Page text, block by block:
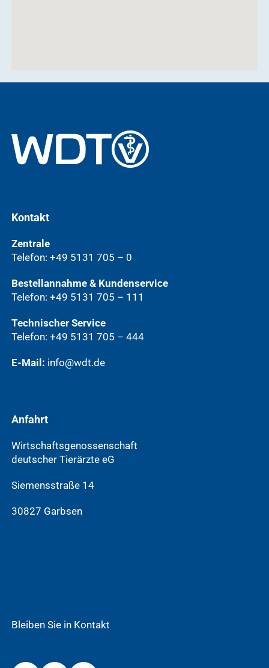
Kontakt
Zentrale
Telefon: +49 5131 705 – 0
Bestellannahme & Kundenservice
Telefon: +49 5131 705 – 111
Technischer Service
Telefon: +49 5131 705 – 444
E-Mail: info@wdt.de
Anfahrt
Wirtschaftsgenossenschaft
deutscher Tierärzte eG
Siemensstraße 14
30827 Garbsen
Bleiben Sie in Kontakt